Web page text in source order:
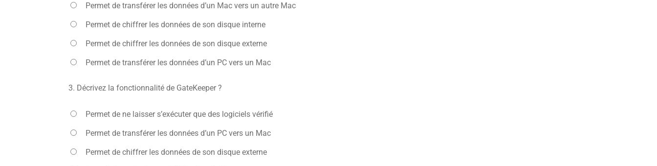
Permet de transférer les données d’un Mac vers un autre Mac
Permet de chiffrer les données de son disque interne
Permet de chiffrer les données de son disque externe
Permet de transférer les données d’un PC vers un Mac
3. Décrivez la fonctionnalité de GateKeeper ?
Permet de ne laisser s’exécuter que des logiciels vérifié
Permet de transférer les données d’un PC vers un Mac
Permet de chiffrer les données de son disque externe